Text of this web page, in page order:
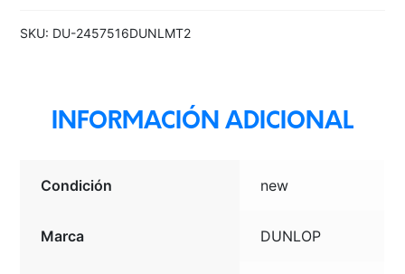
LT
cantidad
SKU: DU-2457516DUNLMT2
INFORMACIÓN ADICIONAL
Condición new
Marca DUNLOP